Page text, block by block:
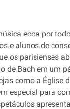
ecoa por
e alunos de
os parisienses
de Bach em um
como a Église
especial para